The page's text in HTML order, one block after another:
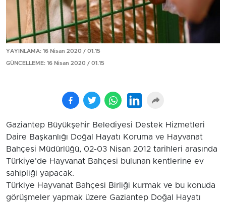
YAYINLAMA: 16 Nisan 2020 / 01.15
GÜNCELLEME: 16 Nisan 2020 / 01.15
Gaziantep Büyükşehir Belediyesi Destek Hizmetleri
Daire Başkanlığı Doğal Hayatı Koruma ve Hayvanat
Bahçesi Müdürlüğü, 02-03 Nisan 2012 tarihleri arasında
Türkiye'de Hayvanat Bahçesi bulunan kentlerine ev
sahipliği yapacak.
Türkiye Hayvanat Bahçesi Birliği kurmak ve bu konuda
görüşmeler yapmak üzere Gaziantep Doğal Hayatı